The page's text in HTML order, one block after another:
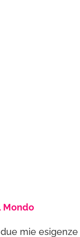
Mondo
mie esigenze